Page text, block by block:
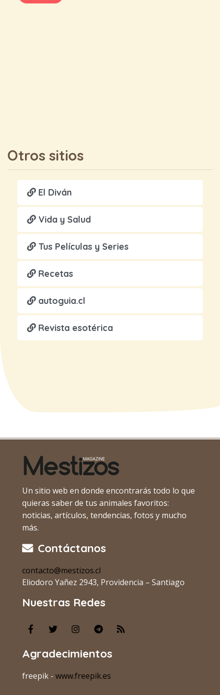
Otros sitios
El Diván
Vida y Salud
Tus Películas y Series
Recetas
autoguia.cl
Revista esotérica
Un sitio web en donde encontrarás todo lo que
quieras saber de tus animales favoritos:
noticias, artículos, tendencias, fotos y mucho
más.
Contáctanos
contacto@mestizos.cl
Eliodoro Yañez 2943, Providencia – Santiago
Nuestras Redes
Agradecimientos
freepik - www.freepik.es